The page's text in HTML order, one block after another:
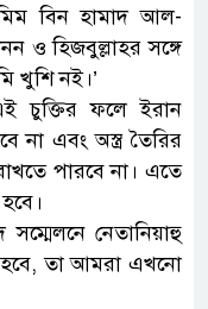
বিন হামাদ আল-
ও হিজবুল্লাহর সঙ্গে
খুশি নই।’
চুক্তির ফলে ইরান
না এবং অস্ত্র তৈরির
পারবে না। এতে
নেতানিয়াহু
হবে, তা আমরা এখনো